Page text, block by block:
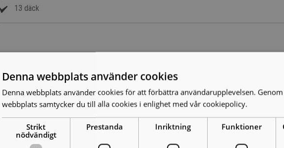
13 däck
Denna webbplats använder cookies
Denna webbplats använder cookies för att förbättra användarupplevelsen.
webbplats samtycker du till alla cookies i enlighet med vår cookiepolicy.
Strikt
nödvändigt
Prestanda Inriktning Funktioner